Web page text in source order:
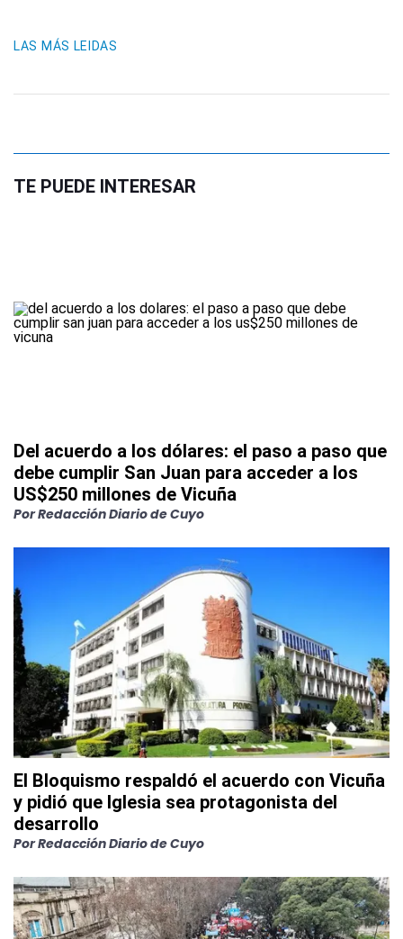
LAS MÁS LEIDAS
TE PUEDE INTERESAR
Del acuerdo a los dólares: el paso a paso que
debe cumplir San Juan para acceder a los
US$250 millones de Vicuña
PorRedacción Diario de Cuyo
El Bloquismo respaldó el acuerdo con Vicuña
y pidió que Iglesia sea protagonista del
desarrollo
PorRedacción Diario de Cuyo